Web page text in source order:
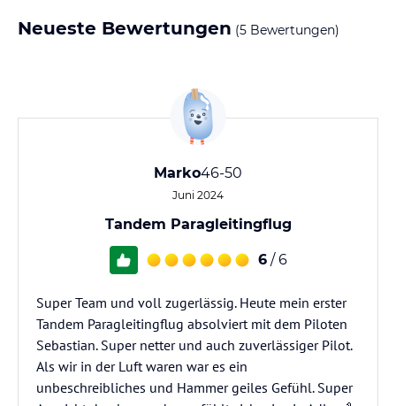
Neueste Bewertungen (5 Bewertungen)
Marko46-50
Juni 2024
Tandem Paragleitingflug
6 / 6
Super Team und voll zugerlässig. Heute mein erster
Tandem Paragleitingflug absolviert mit dem Piloten
Sebastian. Super netter und auch zuverlässiger Pilot.
Als wir in der Luft waren war es ein
unbeschreibliches und Hammer geiles Gefühl. Super